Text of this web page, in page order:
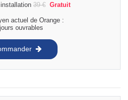
39€ Gratuit
actuel de Orange :
ouvrables